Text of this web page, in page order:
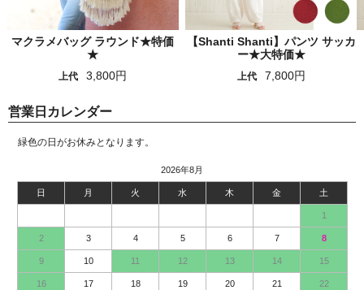
マクラメバッグ ラウンド★特価
★
上代 3,800円
【Shanti Shanti】パンツ サッカ
ー★大特価★
上代 7,800円
営業日カレンダー
緑色の日がお休みとなります。
2026年8月
日 月 火 水 木 金 土
1
2 3 4 5 6 7 8
9 10 11 12 13 14 15
16 17 18 19 20 21 22